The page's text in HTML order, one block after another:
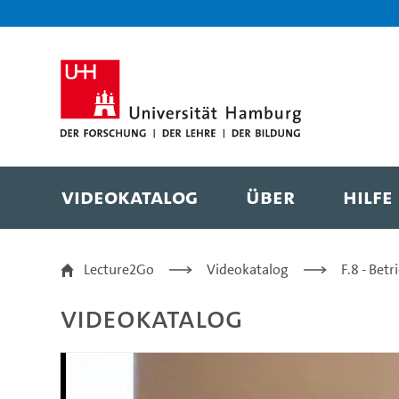
Videokatalog Über Hilfe
Vorlesung 7 - Prof.
Lecture2Go Videokatalog F.8 -
Videokatalog